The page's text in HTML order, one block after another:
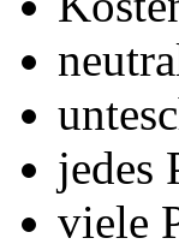
jedes
viele